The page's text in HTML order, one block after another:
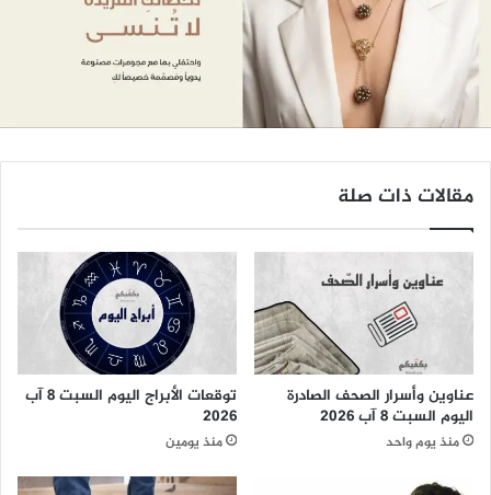
مقالات ذات صلة
عناوين وأسرار الصحف الصادرة
اليوم السبت 8 آب 2026
منذ يوم واحد
توقعات الأبراج اليوم السبت 8 آب
2026
منذ يومين